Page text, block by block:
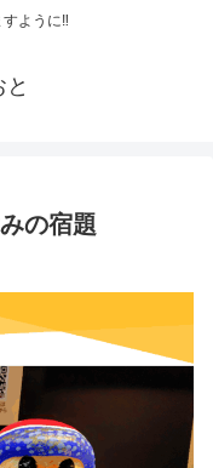
ように‼
の宿題